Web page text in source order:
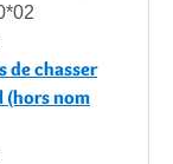
de chasser
(hors nom